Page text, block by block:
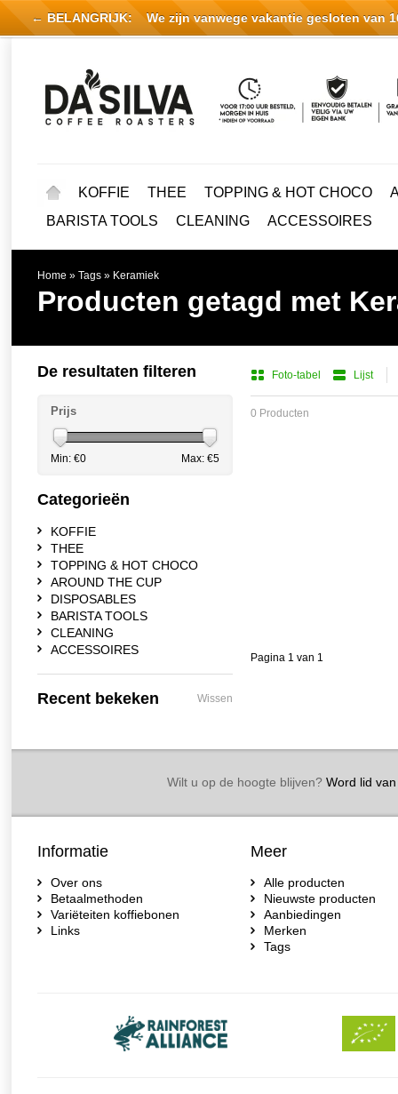
KOFFIE THEE TOPPING & HOT CHOCO
BARISTA TOOLS
CLEANING ACCESSOIRES
Home » Tags » Keramiek
Producten getagd met
Foto-tabel Lijst
0 Producten
Pagina 1 van 1
De resultaten filteren
Prijs
Min: €0 Max: €5
Categorieën
KOFFIE
THEE
TOPPING & HOT CHOCO
AROUND THE CUP
DISPOSABLES
BARISTA TOOLS
CLEANING
ACCESSOIRES
Recent bekeken Wissen
Wilt u op de hoogte blijven?Word lid van
Informatie
Over ons
Betaalmethoden
Variëteiten koffiebonen
Links
Meer
Alle producten
Nieuwste producten
Aanbiedingen
Merken
Tags
← BELANGRIJK: We zijn vanwege vakantie gesloten van